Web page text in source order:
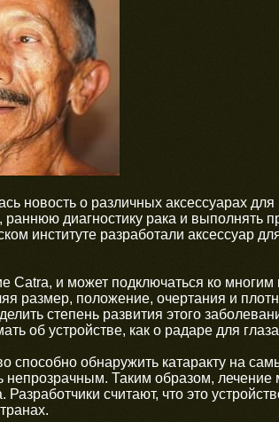
новость о различных аксессуарах
раннюю диагностику рака и выполнять
институте разработали аксессуар
Catra, и может подключаться ко
размер, положение, очертания и
степень развития этого
об устройстве, как о радаре для
способно обнаружить катаракту на
непрозрачным. Таким образом,
считают, что это